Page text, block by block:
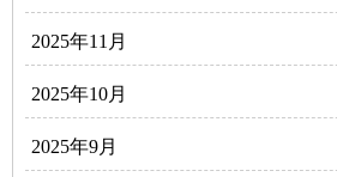
2025年11月
2025年10月
2025年9月